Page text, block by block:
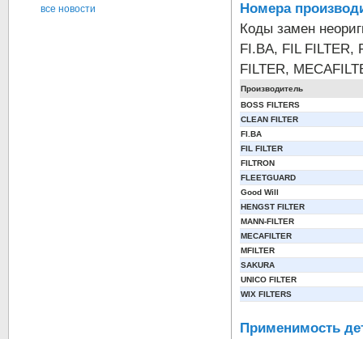
Номера
Коды замен
FI.BA, FIL FILTER,
FILTER,
Производитель
BOSS FILTERS
CLEAN FILTER
FI.BA
FIL FILTER
FILTRON
FLEETGUARD
Good Will
HENGST FILTER
MANN-FILTER
MECAFILTER
MFILTER
SAKURA
UNICO FILTER
WIX FILTERS
Применимость
все новости